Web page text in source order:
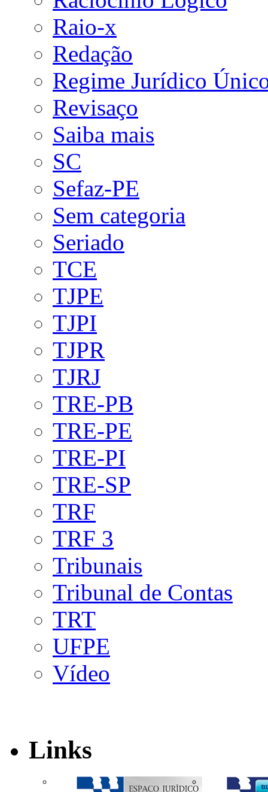
Raio-x
Redação
Regime Jurídico
Revisaço
Saiba mais
SC
Sefaz-PE
Sem categoria
Seriado
TCE
TJPE
TJPI
TJPR
TJRJ
TRE-PB
TRE-PE
TRE-PI
TRE-SP
TRF
TRF 3
Tribunais
Tribunal de Contas
TRT
UFPE
Vídeo
Links